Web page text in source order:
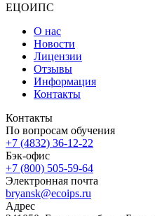
ЕЦОИПС
О нас
Новости
Лицензии
Отзывы
Информация
Контакты
Контакты
По вопросам обучения
+7 (4832) 36-12-22
Бэк-офис
+7 (800) 505-59-64
Электронная почта
bryansk@ecoips.ru
Адрес